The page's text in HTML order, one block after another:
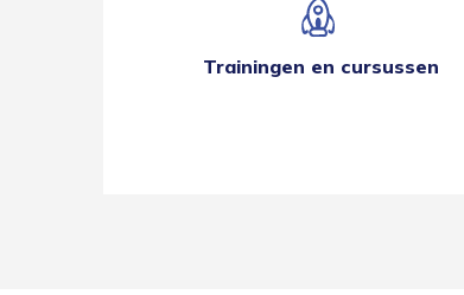
Trainingen en cursussen